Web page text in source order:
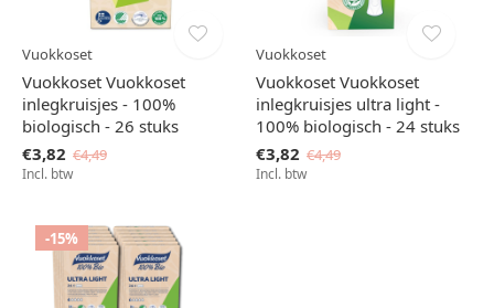
Vuokkoset
Vuokkoset Vuokkoset
inlegkruisjes - 100%
biologisch - 26 stuks
€3,82 €4,49
Incl. btw
Vuokkoset
Vuokkoset Vuokkoset
inlegkruisjes ultra light -
100% biologisch - 24 stuks
€3,82 €4,49
Incl. btw
-15%